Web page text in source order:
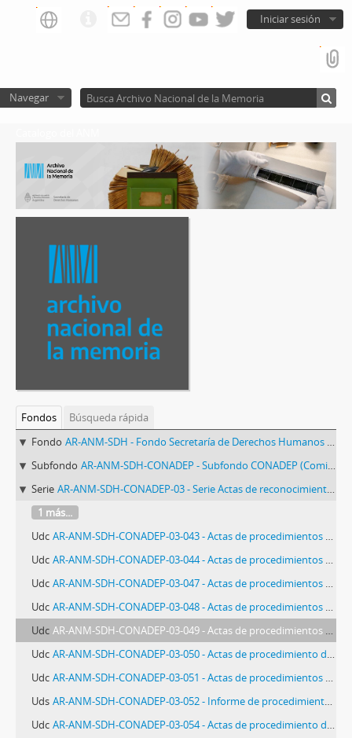
Iniciar sesión
Navegar
Fondos
Búsqueda rápida
Fondo AR-ANM-SDH - Fondo Secretaría de Derechos Humanos de la Nación
Subfondo AR-ANM-SDH-CONADEP - Subfondo CONADEP (Comisión Nacional sobre la Desaparición de Personas)
Serie AR-ANM-SDH-CONADEP-03 - Serie Actas de reconocimiento y relevamiento documental sobre Centros Clandestinos de Detención
1 más...
Udc AR-ANM-SDH-CONADEP-03-043 - Actas de procedimientos de Arana (División Cuatrerismo)
Udc AR-ANM-SDH-CONADEP-03-044 - Actas de procedimientos de Pozo de Quilmes
Udc AR-ANM-SDH-CONADEP-03-047 - Actas de procedimientos de Sierras Bayas o Monte Pelone
Udc AR-ANM-SDH-CONADEP-03-048 - Actas de procedimientos de la Brigada de Investigaciones de Las Flores
Udc AR-ANM-SDH-CONADEP-03-049 - Actas de procedimientos de COT Martínez
Udc AR-ANM-SDH-CONADEP-03-050 - Actas de procedimiento de Puesto Vasco
Udc AR-ANM-SDH-CONADEP-03-051 - Actas de procedimientos de la Brigada de Investigaciones de San Nicolás
Uds AR-ANM-SDH-CONADEP-03-052 - Informe de procedimiento de Subcomisaría de Ingeniero Maschwitz
Udc AR-ANM-SDH-CONADEP-03-054 - Actas de procedimiento de Base Naval de Mar del Plata